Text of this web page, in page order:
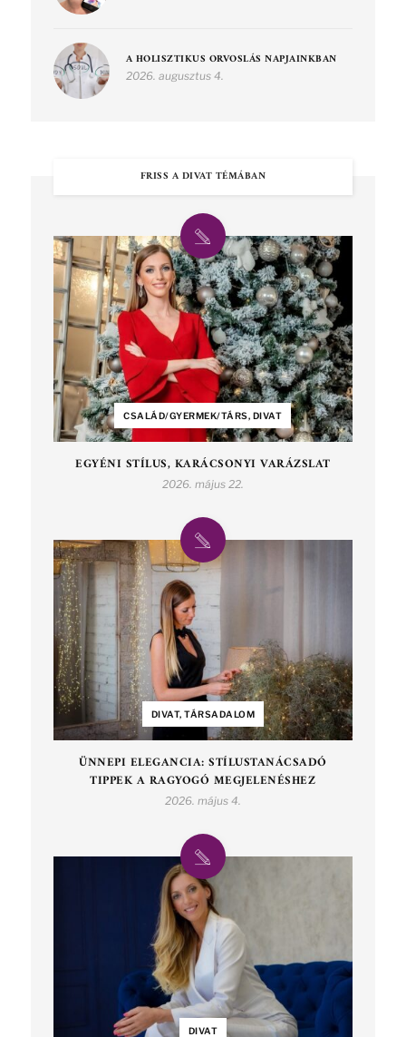
A HOLISZTIKUS ORVOSLÁS NAPJAINKBAN
2026. augusztus 4.
FRISS A DIVAT TÉMÁBAN
CSALÁD/GYERMEK/TÁRS, DIVAT
EGYÉNI STÍLUS, KARÁCSONYI VARÁZSLAT
2026. május 22.
DIVAT, TÁRSADALOM
ÜNNEPI ELEGANCIA: STÍLUSTANÁCSADÓ
TIPPEK A RAGYOGÓ MEGJELENÉSHEZ
2026. május 4.
DIVAT